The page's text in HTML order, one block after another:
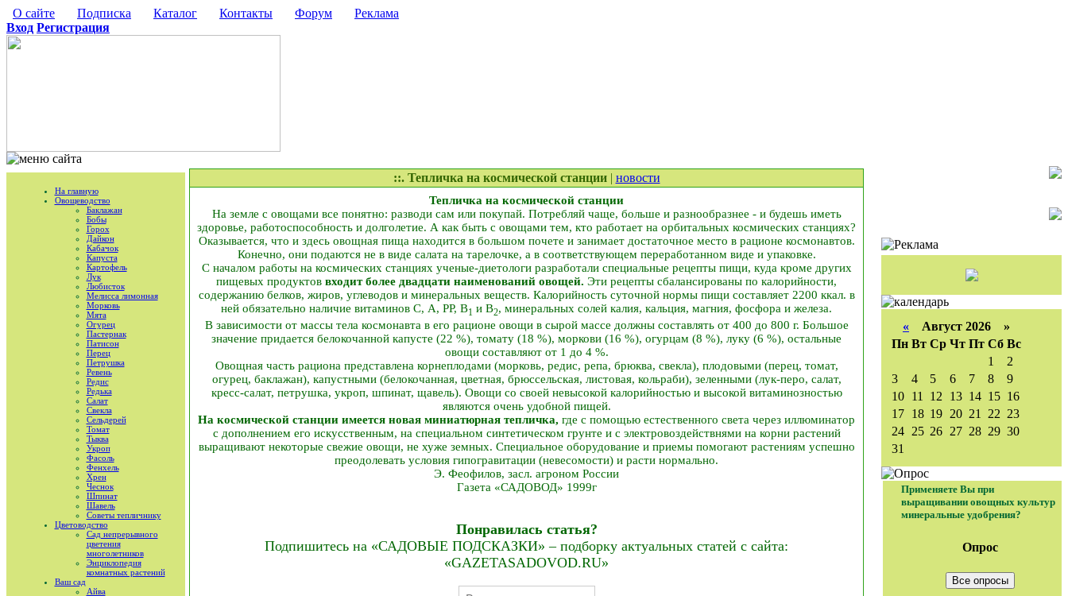
О сайте Подписка Каталог Контакты Форум
Реклама
Вход Регистрация
На главную
Овощеводство
Баклажан
Бобы
Горох
Дайкон
Кабачок
Капуста
Картофель
Лук
Любисток
Мелисса лимонная
Морковь
Мята
Огурец
Пастернак
Патисон
Перец
Петрушка
Ревень
Редис
Редька
Салат
Свекла
Сельдерей
Томат
Тыква
Укроп
Фасоль
Фенхель
Хрен
Чеснок
Шпинат
Шавель
Советы тепличнику
Цветоводство
Сад непрерывного
цветения
многолетников
Энциклопедия
комнатных растений
Ваш сад
Айва
::. Тепличка на космической станции| новости
Тепличка на космической станции
На земле с овощами все понятно: разводи сам или покупай. Потребляй чаще, больше и разнообразнее - и будешь иметь
здоровье, работоспособность и долголетие. А как быть с овощами тем, кто работает на орбитальных космических станциях?
Оказывается, что и здесь овощная пища находится в большом почете и занимает достаточное место в рационе космонавтов.
Конечно, они подаются не в виде салата на тарелочке, а в соответствующем переработанном виде и упаковке.
С началом работы на космических станциях ученые-диетологи разработали специальные рецепты пищи, куда кроме других
пищевых продуктов входит более двадцати наименований овощей. Эти рецепты сбалансированы по калорийности,
содержанию белков, жиров, углеводов и минеральных веществ. Калорийность суточной нормы пищи составляет 2200 ккал. в
ней обязательно наличие витаминов С, А, РР, В1 и В2, минеральных солей калия, кальция, магния, фосфора и железа.
В зависимости от массы тела космонавта в его рационе овощи в сырой массе должны составлять от 400 до 800 г. Большое
значение придается белокочанной капусте (22 %), томату (18 %), моркови (16 %), огурцам (8 %), луку (6 %), остальные
овощи составляют от 1 до 4 %.
Овощная часть рациона представлена корнеплодами (морковь, редис, репа, брюква, свекла), плодовыми (перец, томат,
огурец, баклажан), капустными (белокочанная, цветная, брюссельская, листовая, кольраби), зеленными (лук-перо, салат,
кресс-салат, петрушка, укроп, шпинат, щавель). Овощи со своей невысокой калорийностью и высокой витаминозностью
являются очень удобной пищей.
На космической станции имеется новая миниатюрная тепличка, где с помощью естественного света через иллюминатор
с дополнением его искусственным, на специальном синтетическом грунте и с электровоздействнями на корни растений
выращивают некоторые свежие овощи, не хуже земных. Специальное оборудование и приемы помогают растениям успешно
преодолевать условия гипогравитации (невесомости) и расти нормально.
Э. Феофилов, засл. агроном России
Газета «САДОВОД» 1999г
Понравилась статья?
Подпишитесь на «САДОВЫЕ ПОДСКАЗКИ» – подборку актуальных статей с сайта:
«GAZETASADOVOD.RU»
« Август 2026 »
Пн Вт Ср Чт Пт Сб Вс
1
2
3
4 5 6 7 8
9
10 11 12 13 14 15 16
17 18 19 20 21 22 23
24 25 26 27 28 29 30
31
Применяете Вы при
выращивании овощных культур
минеральные удобрения?
Опрос
Все опросы